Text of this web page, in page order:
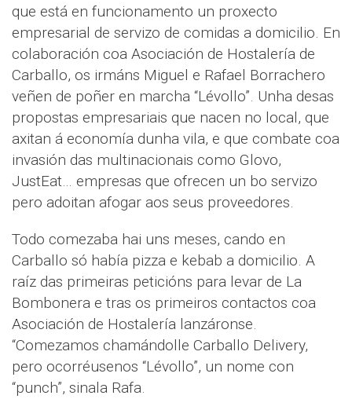
que está en funcionamento un proxecto
empresarial de servizo de comidas a domicilio. En
colaboración coa Asociación de Hostalería de
Carballo, os irmáns Miguel e Rafael Borrachero
veñen de poñer en marcha “Lévollo”. Unha desas
propostas empresariais que nacen no local, que
axitan á economía dunha vila, e que combate coa
invasión das multinacionais como Glovo,
JustEat… empresas que ofrecen un bo servizo
pero adoitan afogar aos seus proveedores.
Todo comezaba hai uns meses, cando en
Carballo só había pizza e kebab a domicilio. A
raíz das primeiras peticións para levar de La
Bombonera e tras os primeiros contactos coa
Asociación de Hostalería lanzáronse.
“Comezamos chamándolle Carballo Delivery,
pero ocorréusenos “Lévollo”, un nome con
“punch”, sinala Rafa.